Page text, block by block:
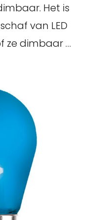
Het is
van LED
ze dimbaar …